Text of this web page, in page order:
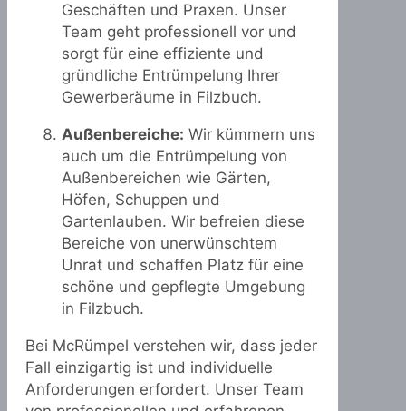
Geschäften und Praxen. Unser
Team geht professionell vor und
sorgt für eine effiziente und
gründliche Entrümpelung Ihrer
Gewerberäume in Filzbuch.
Außenbereiche: Wir kümmern uns
auch um die Entrümpelung von
Außenbereichen wie Gärten,
Höfen, Schuppen und
Gartenlauben. Wir befreien diese
Bereiche von unerwünschtem
Unrat und schaffen Platz für eine
schöne und gepflegte Umgebung
in Filzbuch.
Bei McRümpel verstehen wir, dass jeder
Fall einzigartig ist und individuelle
Anforderungen erfordert. Unser Team